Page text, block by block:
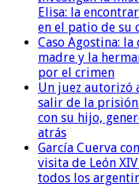
Elisa: la
en el patio de su
Caso Agostina:
madre y la
por el crimen
Un juez autorizó
salir de la
con su hijo,
atrás
García Cuerva
visita de León
todos los